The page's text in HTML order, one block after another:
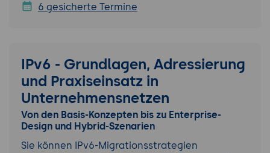
6 gesicherte Termine
IPv6 - Grundlagen, Adressierung
und Praxiseinsatz in
Unternehmensnetzen
Von den Basis-Konzepten bis zu Enterprise-
Design und Hybrid-Szenarien
Sie können IPv6-Migrationsstrategien